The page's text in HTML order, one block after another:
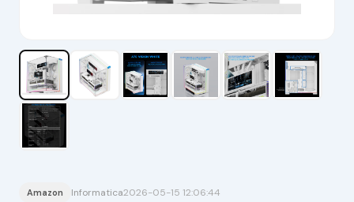
Amazon Informatica2026-05-15 12:06:44